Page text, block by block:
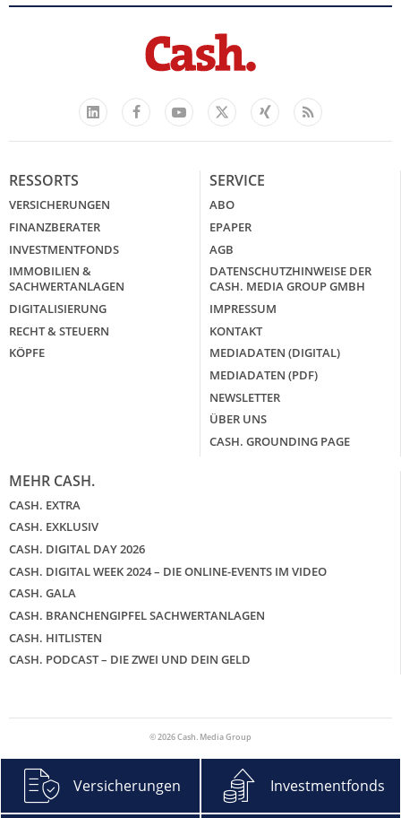
LinkedIn
FacebookYouTube
X
Xing Feed
RESSORTS
VERSICHERUNGEN
FINANZBERATER
INVESTMENTFONDS
IMMOBILIEN &
SACHWERTANLAGEN
DIGITALISIERUNG
RECHT & STEUERN
KÖPFE
SERVICE
ABO
EPAPER
AGB
DATENSCHUTZHINWEISE DER
CASH. MEDIA GROUP GMBH
IMPRESSUM
KONTAKT
MEDIADATEN (DIGITAL)
MEDIADATEN (PDF)
NEWSLETTER
ÜBER UNS
CASH. GROUNDING PAGE
MEHR CASH.
CASH. EXTRA
CASH. EXKLUSIV
CASH. DIGITAL DAY 2026
CASH. DIGITAL WEEK 2024 – DIE ONLINE-EVENTS IM VIDEO
CASH. GALA
CASH. BRANCHENGIPFEL SACHWERTANLAGEN
CASH. HITLISTEN
CASH. PODCAST – DIE ZWEI UND DEIN GELD
© 2026 Cash. Media Group
Versicherungen Investmentfonds